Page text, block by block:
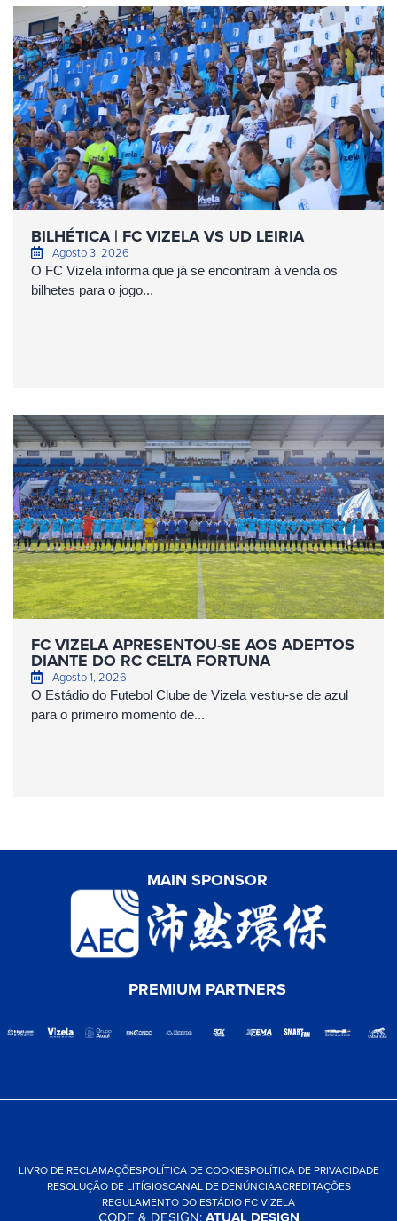
BILHÉTICA | FC VIZELA VS UD LEIRIA
Agosto 3, 2026
O FC Vizela informa que já se encontram à venda os
bilhetes para o jogo...
FC VIZELA APRESENTOU-SE AOS ADEPTOS
DIANTE DO RC CELTA FORTUNA
Agosto 1, 2026
O Estádio do Futebol Clube de Vizela vestiu-se de azul
para o primeiro momento de...
MAIN SPONSOR
PREMIUM PARTNERS
LIVRO DE RECLAMAÇÕESPOLÍTICA DE COOKIESPOLÍTICA DE PRIVACIDADE
RESOLUÇÃO DE LITÍGIOSCANAL DE DENÚNCIAACREDITAÇÕES
REGULAMENTO DO ESTÁDIO FC VIZELA
CODE & DESIGN: